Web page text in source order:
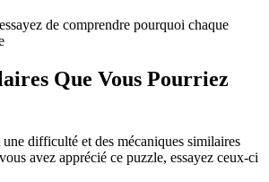
de comprendre pourquoi chaque
Que Vous Pourriez
difficulté et des mécaniques similaires
avez apprécié ce puzzle, essayez ceux-ci